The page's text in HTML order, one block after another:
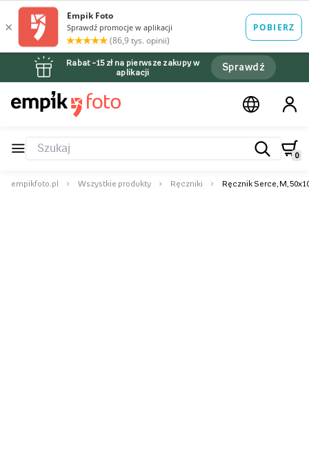
Rabat –15 zł na pierwsze zakupy w
aplikacji
Sprawdź
0
empikfoto.pl Wszystkie produkty Ręczniki Ręcznik Serce, M,